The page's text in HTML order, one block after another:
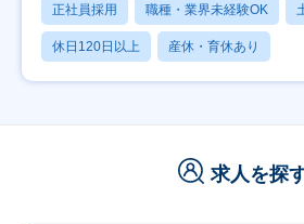
正社員採用 職種・業界未経験OK
休日120日以上 産休・育休あり
求人を探